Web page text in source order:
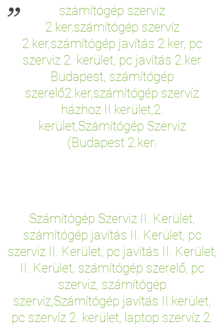
számítógép szerviz
2.ker,számítógép szervíz
2.ker,számítógép javítás 2.ker, pc
szerviz 2. kerület, pc javítás 2.ker
Budapest, számítógép
szerelő2.ker,számítógép szervíz
házhoz II.kerület,2.
kerület,Számítógép Szerviz
(Budapest 2.ker)
Számítógép Szerviz II. Kerület,
számítógép javítás II. Kerület, pc
szerviz II. Kerület, pc javítás II. Kerület,
II. Kerület, számítógép szerelő, pc
szerviz, számítógép
szervíz,Számítógép javítás II.kerület,
pc szervíz 2. kerület, laptop szervíz 2.